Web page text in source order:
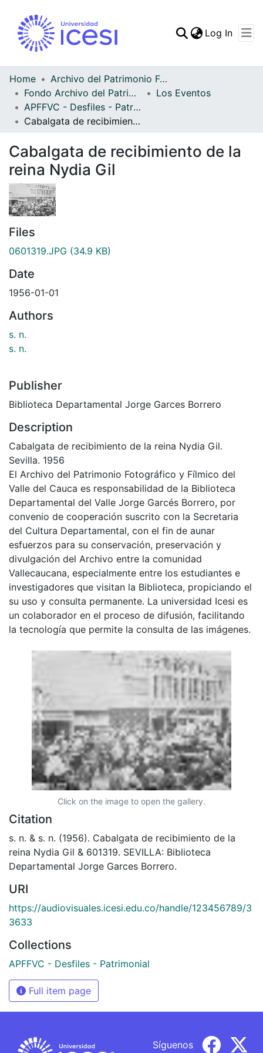
Statistics
Log In
Home
Archivo del Patrimonio Fotográfico y Fílmico del Valle del Cauca
Fondo Archivo del Patrimonio Fotográfico y Fílmico del Valle del Cauca
Los Eventos
APFFVC - Desfiles - Patrimonial
Cabalgata de recibimiento de la reina Nydia Gil
Cabalgata de recibimiento de la
reina Nydia Gil
Files
0601319.JPG (34.9 KB)
Date
1956-01-01
Authors
s. n.
s. n.
Publisher
Biblioteca Departamental Jorge Garces Borrero
Description
Cabalgata de recibimiento de la reina Nydia Gil.
Sevilla. 1956
El Archivo del Patrimonio Fotográfico y Fílmico del
Valle del Cauca es responsabilidad de la Biblioteca
Departamental del Valle Jorge Garcés Borrero, por
convenio de cooperación suscrito con la Secretaria
del Cultura Departamental, con el fin de aunar
esfuerzos para su conservación, preservación y
divulgación del Archivo entre la comunidad
Vallecaucana, especialmente entre los estudiantes e
investigadores que visitan la Biblioteca, propiciando el
su uso y consulta permanente. La universidad Icesi es
un colaborador en el proceso de difusión, facilitando
la tecnología que permite la consulta de las imágenes.
Click on the image to open the gallery.
Citation
s. n. & s. n. (1956). Cabalgata de recibimiento de la
reina Nydia Gil & 601319. SEVILLA: Biblioteca
Departamental Jorge Garces Borrero.
URI
https://audiovisuales.icesi.edu.co/handle/123456789/3
3633
Collections
APFFVC - Desfiles - Patrimonial
Full item page
Síguenos